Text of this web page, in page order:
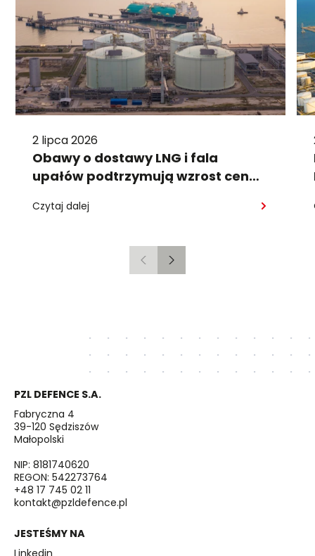
2 lipca 2026
Obawy o dostawy LNG i fala
upałów podtrzymują wzrost cen
Czytaj dalej
PoprzedniNastępny
PZL DEFENCE S.A.
Fabryczna 4
39-120 Sędziszów
Małopolski
NIP: 8181740620
REGON: 542273764
+48 17 745 02 11
kontakt@pzldefence.pl
JESTEŚMY NA
Linkedin